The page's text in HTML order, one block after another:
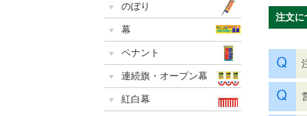
注文に
のぼり
幕
ペナント
連続旗・オープン幕
紅白幕